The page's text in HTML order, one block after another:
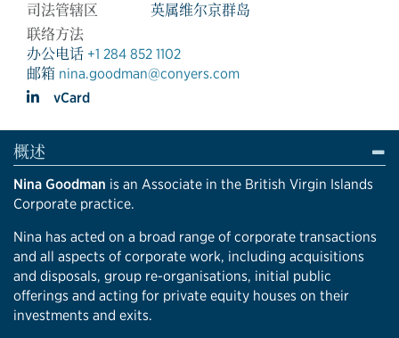
司法管辖区
英属维尔京群岛
联络方法
办公电话 +1 284 852 1102
邮箱 nina.goodman@conyers.com
vCard
概述
Nina Goodman is an Associate in the British Virgin Islands
Corporate practice.
Nina has acted on a broad range of corporate transactions
and all aspects of corporate work, including acquisitions
and disposals, group re-organisations, initial public
offerings and acting for private equity houses on their
investments and exits.